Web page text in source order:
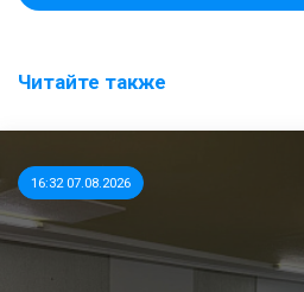
Читайте также
16:32 07.08.2026